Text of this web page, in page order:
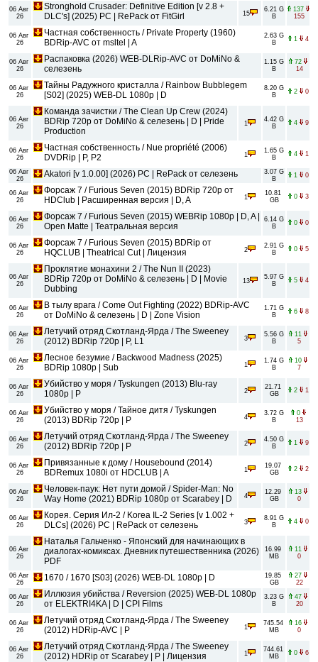
06 Авг
26
Stronghold Crusader: Definitive Edition [v 2.8 +
DLC's] (2025) PC | RePack от FitGirl
15
6.21 G
B
137
155
06 Авг
26
Частная собственность / Private Property (1960)
BDRip-AVC от msltel | A
2.63 G
B
1 4
06 Авг
26
Распаковка (2026) WEB-DLRip-AVC от DoMiNo &
селезень
1.15 G
B
72
14
06 Авг
26
Тайны Радужного кристалла / Rainbow Bubblegem
[S02] (2025) WEB-DL 1080p | D
8.20 G
B
2 0
06 Авг
26
Команда зачистки / The Clean Up Crew (2024)
BDRip 720p от DoMiNo & селезень | D | Pride
Production
1
4.42 G
B
4 9
06 Авг
26
Частная собственность / Nue propriété (2006)
DVDRip | P, P2
1
1.65 G
B
4 1
06 Авг
26
Akatori [v 1.0.00] (2026) PC | RePack от селезень
3.07 G
B
1 0
06 Авг
26
Форсаж 7 / Furious Seven (2015) BDRip 720p от
HDClub | Расширенная версия | D, A
1
10.81
GB
0 3
06 Авг
26
Форсаж 7 / Furious Seven (2015) WEBRip 1080p | D, A |
Open Matte | Театральная версия
6.14 G
B
0 0
06 Авг
26
Форсаж 7 / Furious Seven (2015) BDRip от
HQCLUB | Theatrical Cut | Лицензия
2
2.91 G
B
0 5
06 Авг
26
Проклятие монахини 2 / The Nun II (2023)
BDRip 720p от DoMiNo & селезень | D | Movie
Dubbing
13
5.97 G
B
5 4
06 Авг
26
В тылу врага / Come Out Fighting (2022) BDRip-AVC
от DoMiNo & селезень | D | Zone Vision
1.71 G
B
6 8
06 Авг
26
Летучий отряд Скотланд-Ярда / The Sweeney
(2012) BDRip 720p | P, L1
3
5.56 G
B
11
5
06 Авг
26
Лесное безумие / Backwood Madness (2025)
BDRip 1080p | Sub
1
1.74 G
B
10
7
06 Авг
26
Убийство у моря / Tyskungen (2013) Blu-ray
1080p | P
2
21.71
GB
2 1
06 Авг
26
Убийство у моря / Тайное дитя / Tyskungen
(2013) BDRip 720p | P
4
3.72 G
B
0
13
06 Авг
26
Летучий отряд Скотланд-Ярда / The Sweeney
(2012) BDRip 720p | P
2
4.50 G
B
1 9
06 Авг
26
Привязанные к дому / Housebound (2014)
BDRemux 1080i от HDCLUB | A
1
19.07
GB
2 2
06 Авг
26
Человек-паук: Нет пути домой / Spider-Man: No
Way Home (2021) BDRip 1080p от Scarabey | D
4
12.29
GB
13
0
06 Авг
26
Корея. Серия Ил-2 / Korea IL-2 Series [v 1.002 +
DLCs] (2026) PC | RePack от селезень
3
8.91 G
B
4 0
06 Авг
26
Наталья Гальченко - Японский для начинающих в
диалогах-комиксах. Дневник путешественника (2026)
PDF
16.99
MB
11
0
06 Авг
26
1670 / 1670 [S03] (2026) WEB-DL 1080p | D
19.85
GB
27
22
06 Авг
26
Иллюзия убийства / Reversion (2025) WEB-DL 1080p
от ELEKTRI4KA | D | CPI Films
3.23 G
B
47
20
06 Авг
26
Летучий отряд Скотланд-Ярда / The Sweeney
(2012) HDRip-AVC | P
1
745.54
MB
16
0
06 Авг
26
Летучий отряд Скотланд-Ярда / The Sweeney
(2012) НDRip от Scarabey | P | Лицензия
1
744.61
MB
0 6